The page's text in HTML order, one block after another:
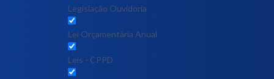
Legislação Ouvidoria
Lei Orçamentária Anual
Leis - CPPD